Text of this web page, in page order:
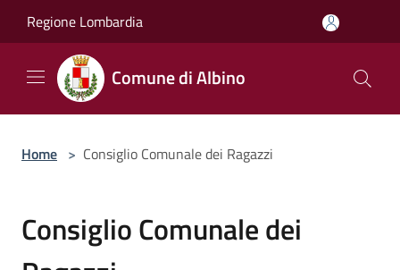
Regione Lombardia
Comune di Albino
Home > Consiglio Comunale dei Ragazzi
Consiglio Comunale dei